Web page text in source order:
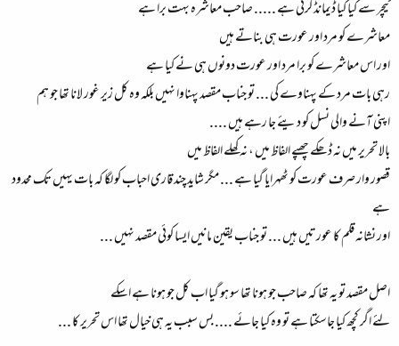
ٹیچر سے کیا کیا ڈیمانڈ کرتی ہے ..... صاحب معاشرہ بہت برا ہے
معاشرے کو مرد اور عورت ہی بناتے ہیں
اور اس معاشرے کو برا مرد اور عورت دونوں ہی نے کیا ہے
رہی بات مرد کے پہناوے کی ... تو جناب مقصد پہناوا نہیں بلکہ وہ کل زیر غور لانا تھا جو ہم
اپنی آنے والی نسل کو دیئے جا رہے ہیں ....
بالا تحریر میں نہ ڈھکے چھپے الفاظ میں ، نہ کھلے الفاظ میں
قصور وار صرف عورت کو ٹھہرایا گیا ہے ... مگر شاید چند قاری احباب کو لگا کہ بات یہیں تک محدود
ہے
اور نشانہ قلم کا عورتیں ہیں ... تو جناب یقین مانیں ایسا کوئی مقصد نہیں ...
اصل مقصد تو یہ تھا کہ صاحب جو ہونا تھا سو ہو گیا اب کل جو ہونا ہے اسکے
لئے اگر کچھ کیا جاسکتا ہے تو وہ کیا جائے .... بس سبب یہ ہی خیال تھا اس تحریر کا ...